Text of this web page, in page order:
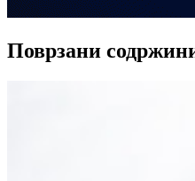
Поврзани